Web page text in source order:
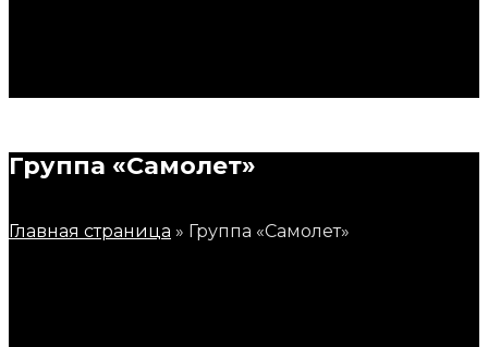
Группа «Самолет»
Главная страница » Группа «Самолет»